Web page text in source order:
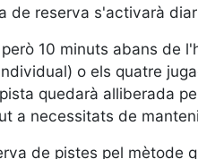
de reserva s'activarà
10 minuts abans de
o els quatre
quedarà alliberada
a necessitats de
de pistes pel mètode